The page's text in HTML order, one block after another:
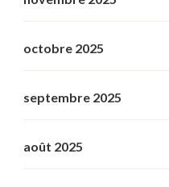
octobre 2025
septembre 2025
août 2025